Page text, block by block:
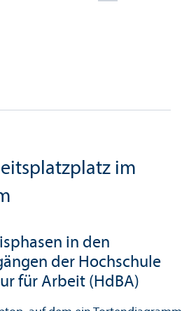
im
in den
der Hochschule
für Arbeit (HdBA)